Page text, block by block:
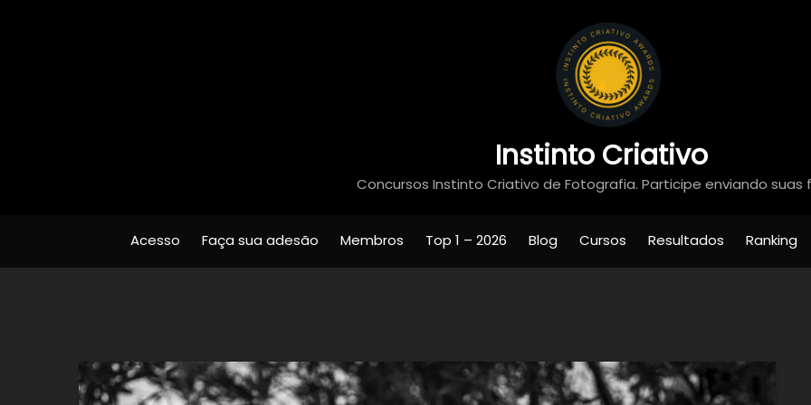
Instinto Criativo
Concursos Instinto Criativo de Fotografia. Participe enviando suas
Acesso Faça sua adesão Membros Top 1 – 2026 Blog Cursos Resultados Ranking